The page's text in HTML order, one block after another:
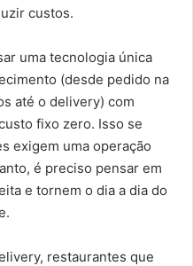
custos.
uma tecnologia única
(desde pedido na
até o delivery) com
fixo zero. Isso se
exigem uma operação
é preciso pensar em
e tornem o dia a dia do
restaurantes que